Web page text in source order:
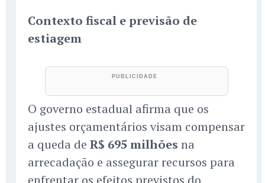
Contexto fiscal e previsão de
estiagem
O governo estadual afirma que os
ajustes orçamentários visam compensar
a queda de R$ 695 milhões na
arrecadação e assegurar recursos para